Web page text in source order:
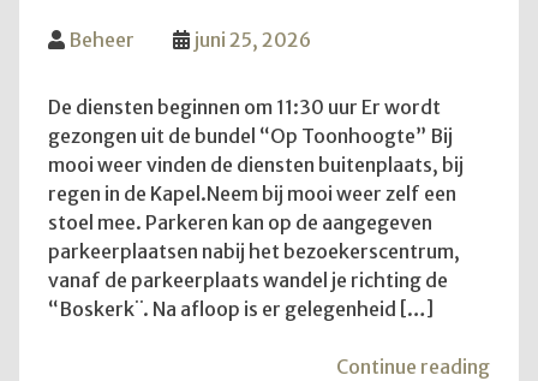
Beheer juni 25, 2026
De diensten beginnen om 11:30 uur Er wordt
gezongen uit de bundel “Op Toonhoogte” Bij
mooi weer vinden de diensten buitenplaats, bij
regen in de Kapel.Neem bij mooi weer zelf een
stoel mee. Parkeren kan op de aangegeven
parkeerplaatsen nabij het bezoekerscentrum,
vanaf de parkeerplaats wandel je richting de
“Boskerk¨. Na afloop is er gelegenheid […]
Continue reading